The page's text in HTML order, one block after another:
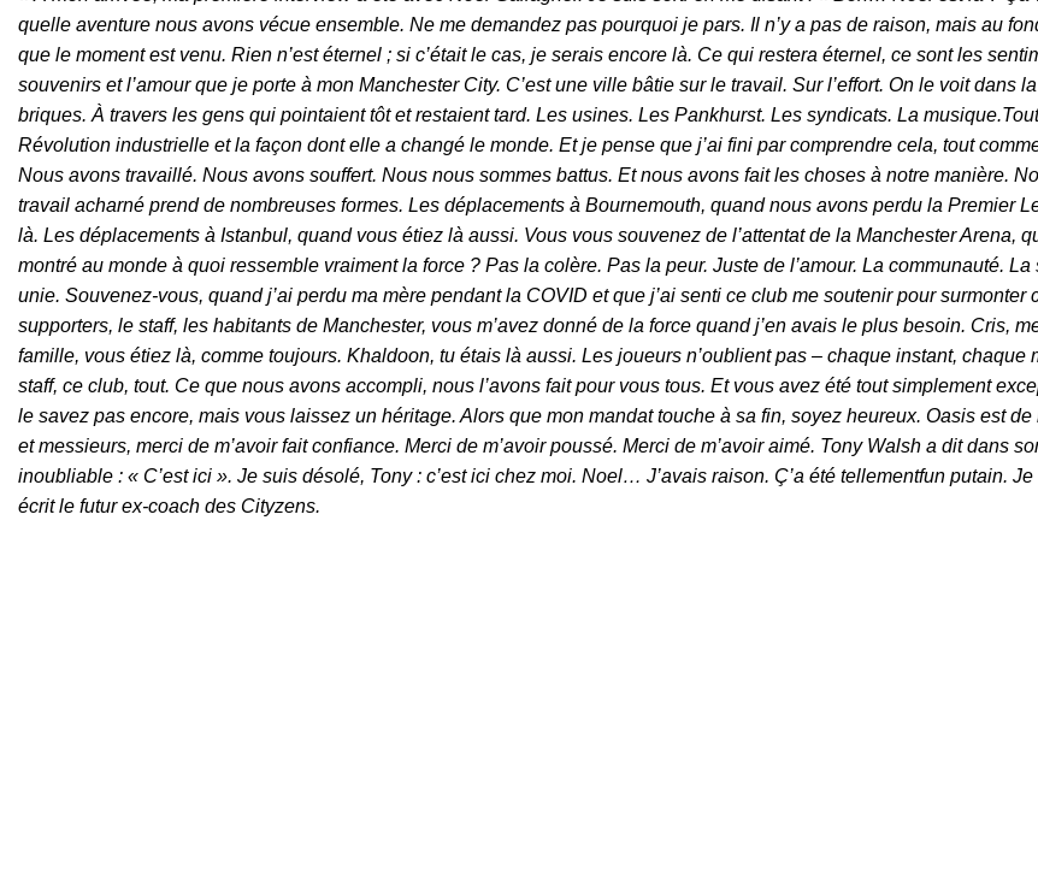
quelle aventure nous avons vécue ensemble. Ne me demandez pas pourquoi je pars. Il n’y a pas de raison, mais au
que le moment est venu. Rien n’est éternel ; si c’était le cas, je serais encore là. Ce qui restera éternel, ce sont les
souvenirs et l’amour que je porte à mon Manchester City. C’est une ville bâtie sur le travail. Sur l’effort. On le voit dans
briques. À travers les gens qui pointaient tôt et restaient tard. Les usines. Les Pankhurst. Les syndicats. La
Révolution industrielle et la façon dont elle a changé le monde. Et je pense que j’ai fini par comprendre cela, tout
Nous avons travaillé. Nous avons souffert. Nous nous sommes battus. Et nous avons fait les choses à notre manière.
travail acharné prend de nombreuses formes. Les déplacements à Bournemouth, quand nous avons perdu la Premier
là. Les déplacements à Istanbul, quand vous étiez là aussi. Vous vous souvenez de l’attentat de la Manchester Arena,
montré au monde à quoi ressemble vraiment la force ? Pas la colère. Pas la peur. Juste de l’amour. La communauté.
unie. Souvenez-vous, quand j’ai perdu ma mère pendant la COVID et que j’ai senti ce club me soutenir pour surmonter
supporters, le staff, les habitants de Manchester, vous m’avez donné de la force quand j’en avais le plus besoin. Cris,
famille, vous étiez là, comme toujours. Khaldoon, tu étais là aussi. Les joueurs n’oublient pas – chaque instant, chaque
staff, ce club, tout. Ce que nous avons accompli, nous l’avons fait pour vous tous. Et vous avez été tout simplement
le savez pas encore, mais vous laissez un héritage. Alors que mon mandat touche à sa fin, soyez heureux. Oasis est de
et messieurs, merci de m’avoir fait confiance. Merci de m’avoir poussé. Merci de m’avoir aimé. Tony Walsh a dit dans
inoubliable : « C’est ici ». Je suis désolé, Tony : c’est ici chez moi. Noel… J’avais raison. Ç’a été tellementfun putain.
écrit le futur ex-coach des Cityzens.